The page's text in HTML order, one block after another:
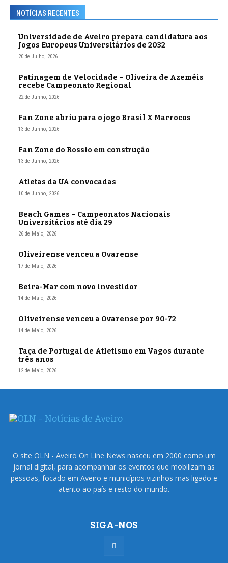
NOTÍCIAS RECENTES
Universidade de Aveiro prepara candidatura aos
Jogos Europeus Universitários de 2032
20 de Julho, 2026
Patinagem de Velocidade – Oliveira de Azeméis
recebe Campeonato Regional
22 de Junho, 2026
Fan Zone abriu para o jogo Brasil X Marrocos
13 de Junho, 2026
Fan Zone do Rossio em construção
13 de Junho, 2026
Atletas da UA convocadas
10 de Junho, 2026
Beach Games – Campeonatos Nacionais
Universitários até dia 29
26 de Maio, 2026
Oliveirense venceu a Ovarense
17 de Maio, 2026
Beira-Mar com novo investidor
14 de Maio, 2026
Oliveirense venceu a Ovarense por 90-72
14 de Maio, 2026
Taça de Portugal de Atletismo em Vagos durante
três anos
12 de Maio, 2026
O site OLN - Aveiro On Line News nasceu em 2000 como um
jornal digital, para acompanhar os eventos que mobilizam as
pessoas, focado em Aveiro e municípios vizinhos mas ligado e
atento ao país e resto do mundo.
SIGA-NOS